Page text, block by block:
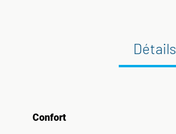
Détails
Confort